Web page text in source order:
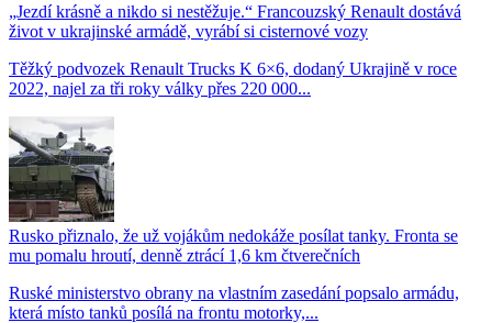
„Jezdí krásně a nikdo si nestěžuje.“ Francouzský Renault dostává
život v ukrajinské armádě, vyrábí si cisternové vozy
Těžký podvozek Renault Trucks K 6×6, dodaný Ukrajině v roce
2022, najel za tři roky války přes 220 000...
Rusko přiznalo, že už vojákům nedokáže posílat tanky. Fronta se
mu pomalu hroutí, denně ztrácí 1,6 km čtverečních
Ruské ministerstvo obrany na vlastním zasedání popsalo armádu,
která místo tanků posílá na frontu motorky,...